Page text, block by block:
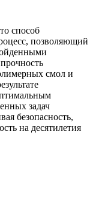
способ
позволяющий
смол и
задач
безопасность,
на десятилетия